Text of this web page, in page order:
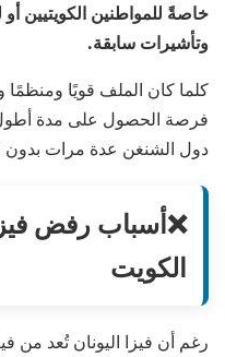
خاصةً للمواطنين
وتأشيرات سابقة.
كلما كان الملف قويًا
فرصة الحصول على مدة أطول
دول الشنغن عدة مرات بدون
❌أسباب رفض
الكويت
رغم أن فيزا اليونان تُعد من